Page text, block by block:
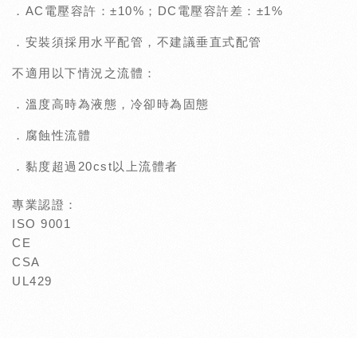
．AC電壓容許：±10%；DC電壓容許差：±1%
．安裝須採用水平配管，不建議垂直式配管
不適用以下情況之流體：
．溫度高時為液態，冷卻時為固態
．腐蝕性流體
．黏度超過20cst以上流體者
專業認證：
ISO 9001
CE
CSA
UL429